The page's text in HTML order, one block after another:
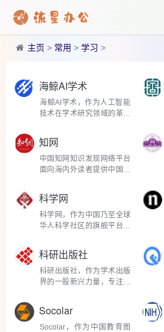
主页 > 常用 > 学习 >
海鲸AI学术
海鲸AI学术，作为人工智能
技术在学术研究领域的革新
科研工作者的得力助手。它
整合了文献检索、智能分
析、写作辅助、语言翻译等
多功能于一体，旨在通...
知网
中国知网知识发现网络平台
面向海内外读者提供中国学
文、报纸、会议、年鉴、工
具书等各类资源统一检索、
统一导航、在线阅读和下载
服务。涵盖基础科学...
科学网
科学网，作为中国乃至全球
华人科学社区的旗舰平台，
科学信息的集散地，更是科
研人员交流思想、分享成果
的精神家园。由权威机构中
国科学院、中国工程...
科研出版社
科研出版社，作为学术出版
界的一股新兴力量，专注于
仅仅是一个出版社的网站，
更是一个集学术交流、知识
Socolar
Socolar，作为中国教育图